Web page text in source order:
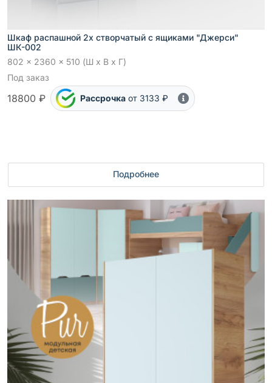
Шкаф распашной 2х створчатый с ящиками "Джерси"
ШК-002
802 x 2360 x 510 (Ш x В x Г)
Под заказ
18800 ₽ Рассрочка от 3133 ₽
Подробнее